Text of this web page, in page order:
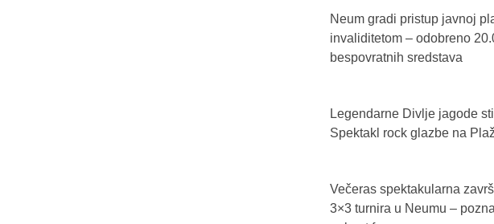
Neum gradi pristup javnoj
invaliditetom – odobreno
bespovratnih sredstava
Legendarne Divlje jagode
Spektakl rock glazbe na
Večeras spektakularna
3×3 turnira u Neumu –